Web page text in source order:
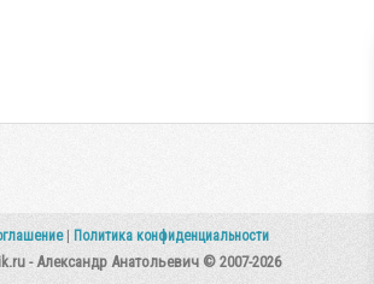
Политика конфиденциальности
- Александр Анатольевич © 2007-2026